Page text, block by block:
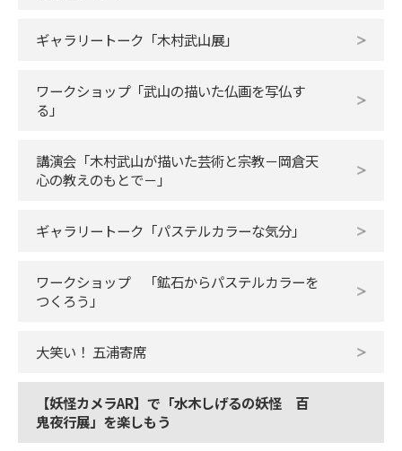
ギャラリートーク「木村武山展」
ワークショップ「武山の描いた仏画を写仏す
る」
講演会「木村武山が描いた芸術と宗教－岡倉天
心の教えのもとで－」
ギャラリートーク「パステルカラーな気分」
ワークショップ 「鉱石からパステルカラーを
つくろう」
大笑い！ 五浦寄席
【妖怪カメラAR】で「水木しげるの妖怪 百
鬼夜行展」を楽しもう